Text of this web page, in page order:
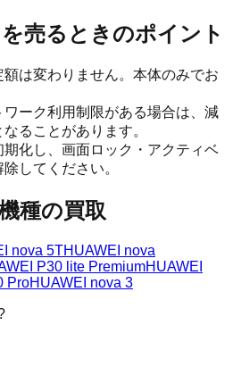
を売るときのポイント
は変わりません。本体のみでお
ーク利用制限がある場合は、減
ることがあります。
化し、画面ロック・アクティベ
してください。
種の買取
nova 5THUAWEI nova
P30 lite PremiumHUAWEI
ProHUAWEI nova 3